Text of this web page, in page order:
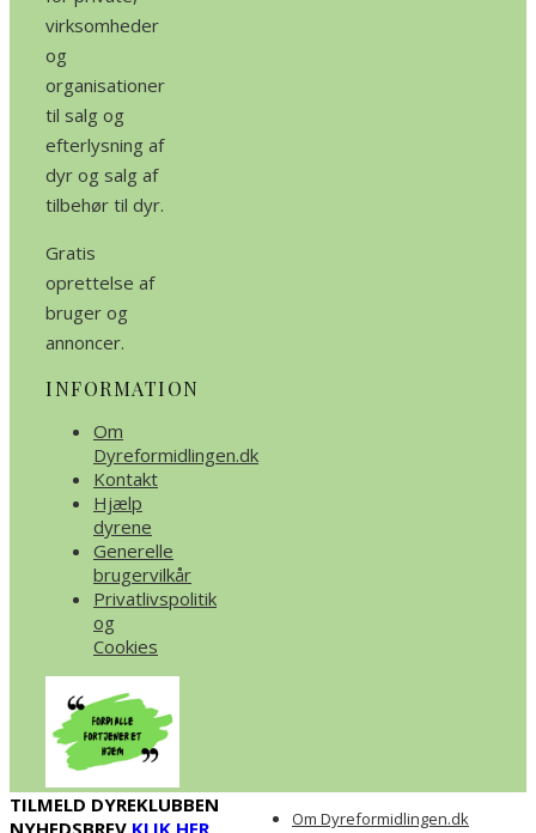
virksomheder
og
organisationer
til salg og
efterlysning af
dyr og salg af
tilbehør til dyr.
Gratis
oprettelse af
bruger og
annoncer.
INFORMATION
Om
Dyreformidlingen.dk
Kontakt
Hjælp
dyrene
Generelle
brugervilkår
Privatlivspolitik
og
Cookies
Om Dyreformidlingen.dk
TILMELD DYREKLUBBEN